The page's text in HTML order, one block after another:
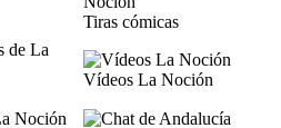
Tiras cómicas
Vídeos La Noción